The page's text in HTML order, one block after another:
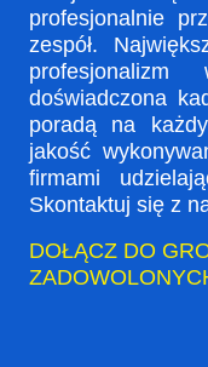
profesjonalnie
zespół.
doświadczona
poradą na
jakość
firmami
Skontaktuj się z
DOŁĄCZ DO